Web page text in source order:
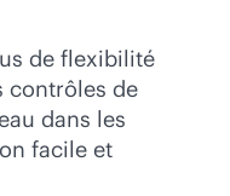
de flexibilité
contrôles de
dans les
facile et